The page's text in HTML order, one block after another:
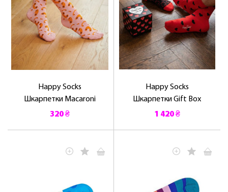
Happy Socks
Шкарпетки Macaroni
320 ₴
Happy Socks
Шкарпетки Gift Box
1 420 ₴